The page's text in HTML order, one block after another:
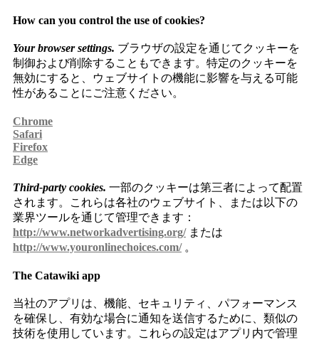
How can you control the use of cookies?
Your browser settings. ブラウザの設定を通じてクッキーを
制御および削除することもできます。特定のクッキーを
無効にすると、ウェブサイトの機能に影響を与える可能
性があることにご注意ください。
Chrome
Safari
Firefox
Edge
Third-party cookies. 一部のクッキーは第三者によって配置
されます。これらは各社のウェブサイト、または以下の
業界ツールを通じて管理できます：
http://www.networkadvertising.org/または
http://www.youronlinechoices.com/。
The Catawiki app
当社のアプリは、機能、セキュリティ、パフォーマンス
を確保し、有効な場合に通知を送信するために、類似の
技術を使用しています。これらの設定はアプリ内で管理